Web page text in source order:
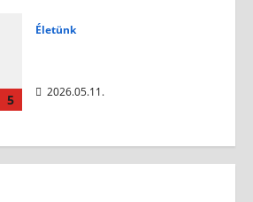
5
Életünk
2026.05.11.